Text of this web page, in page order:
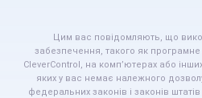
Цим вас повідомляють, що
забезпечення, такого як
CleverControl, на комп’ютерах або
яких у вас немає належного
федеральних законів і законів